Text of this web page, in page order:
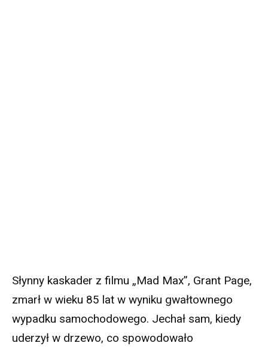
Słynny kaskader z filmu „Mad Max”, Grant Page,
zmarł w wieku 85 lat w wyniku gwałtownego
wypadku samochodowego. Jechał sam, kiedy
uderzył w drzewo, co spowodowało